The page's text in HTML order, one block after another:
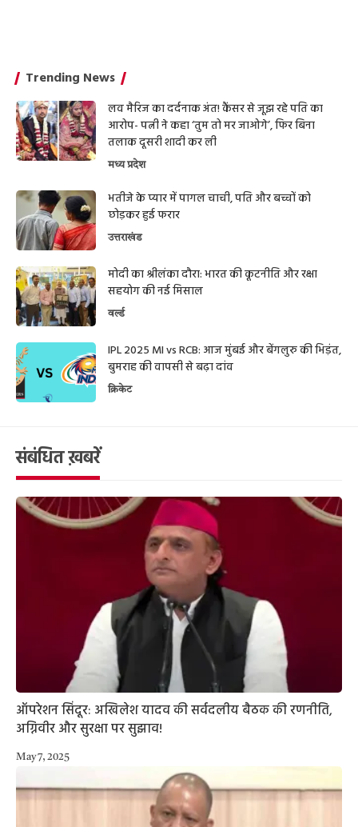
Trending News
लव मैरिज का दर्दनाक अंत! कैंसर से जूझ रहे पति का
आरोप- पत्नी ने कहा ‘तुम तो मर जाओगे’, फिर बिना
तलाक दूसरी शादी कर ली
मध्य प्रदेश
भतीजे के प्यार में पागल चाची, पति और बच्चों को
छोड़कर हुई फरार
उत्तराखंड
मोदी का श्रीलंका दौरा: भारत की कूटनीति और रक्षा
सहयोग की नई मिसाल
वर्ल्ड
IPL 2025 MI vs RCB: आज मुंबई और बेंगलुरु की भिड़ंत,
बुमराह की वापसी से बढ़ा दांव
क्रिकेट
संबंधित ख़बरें
ऑपरेशन सिंदूर: अखिलेश यादव की सर्वदलीय बैठक की रणनीति,
अग्निवीर और सुरक्षा पर सुझाव!
May 7, 2025